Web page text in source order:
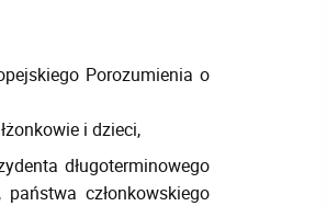
Porozumienia o
i dzieci,
długoterminowego
członkowskiego